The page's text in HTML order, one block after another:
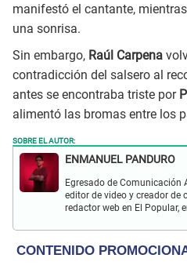
manifestó el cantante,
una sonrisa.
Sin embargo, Raúl Carpena
contradicción del salsero al
antes se encontraba triste por
alimentó las bromas entre los
SOBRE EL AUTOR:
ENMANUEL PANDURO
Egresado de Comunicación
editor de video y creador
redactor web en El Popular,